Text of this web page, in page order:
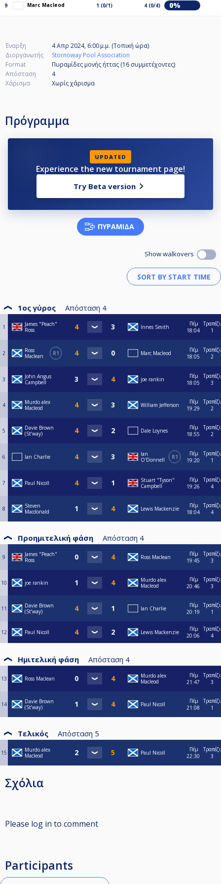
9 Marc Macleod 1 (0/1) 4 (0/4) 0%
Έναρξη
4 Απρ 2024, 6:00 μ.μ. (Τοπική ώρα)
Διοργανωτής
Stornoway Pool Association
Format
Πυραμίδες μονής ήττας (16 συμμετέχοντες)
Απόσταση
4
Χάρισμα
Χωρίς χάρισμα
Πρόγραμμα
UPDATED
Experience the new tournament page!
Try Beta version
ΠΥΡΑΜΊΔΑ
Show walkovers
1ος γύρος Απόσταση 4
1
James "Peach"
Ross
Innes Smith
Πέμ
18:04
Τραπέζι
1
2
Ross
Maclean
R1 Marc Macleod
Πέμ
18:05
Τραπέζι
2
3
John Angus
Campbell
joe rankin
Πέμ
18:05
Τραπέζι
3
4
Murdo alex
Macleod
William Jefferson
Πέμ
19:29
Τραπέζι
2
5
Davie Brown
(St’way)
Dale Loynes
Πέμ
18:55
Τραπέζι
2
6 Ian Charlie
Ian
O'Donnell
R1
Πέμ
19:20
Τραπέζι
1
7 Paul Nicoll
Stuart "Tyson"
Campbell
Πέμ
19:26
Τραπέζι
4
8
Steven
Macdonald
Lewis Mackenzie
Πέμ
18:04
Τραπέζι
4
Προημιτελική φάση Απόσταση 4
9
James "Peach"
Ross
Ross Maclean
Πέμ
19:45
Τραπέζι
3
10 joe rankin
Murdo alex
Macleod
Πέμ
20:46
Τραπέζι
3
11
Davie Brown
(St’way)
Ian Charlie
Πέμ
20:19
Τραπέζι
1
12 Paul Nicoll Lewis Mackenzie
Πέμ
20:06
Τραπέζι
4
Ημιτελική φάση Απόσταση 4
13 Ross Maclean
Murdo alex
Macleod
Πέμ
21:47
Τραπέζι
3
14
Davie Brown
(St’way)
Paul Nicoll
Πέμ
21:08
Τραπέζι
1
Τελικός Απόσταση 5
15
Murdo alex
Macleod
Paul Nicoll
Πέμ
22:30
Τραπέζι
3
Σχόλια
Please log in to comment
Participants